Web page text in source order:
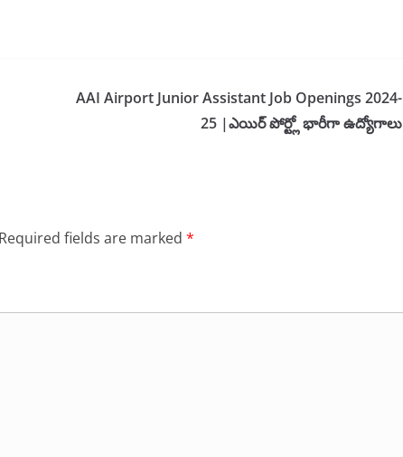
AAI Airport Junior Assistant Job Openings 2024-
25 |ఎయిర్ పోర్ట్లో భారీగా ఉద్యోగాలు
Required fields are marked *